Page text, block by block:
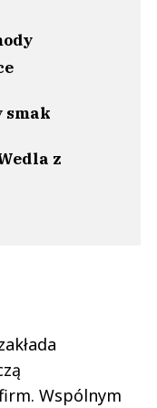
smak
z
Wspólnym